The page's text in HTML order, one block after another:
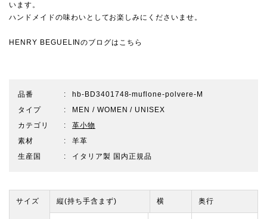
います。
ハンドメイドの味わいとしてお楽しみにくださいませ。
HENRY BEGUELINのブログはこちら
品番
hb-BD3401748-muflone-polvere-M
タイプ
MEN / WOMEN / UNISEX
カテゴリ
革小物
素材
羊革
生産国
イタリア製 国内正規品
サイズ 縦(持ち手含まず) 横 奥行